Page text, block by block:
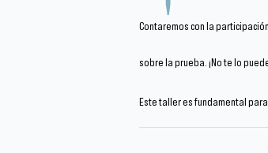
Contaremos con la
sobre la prueba. ¡No te lo
Este taller es fundamental